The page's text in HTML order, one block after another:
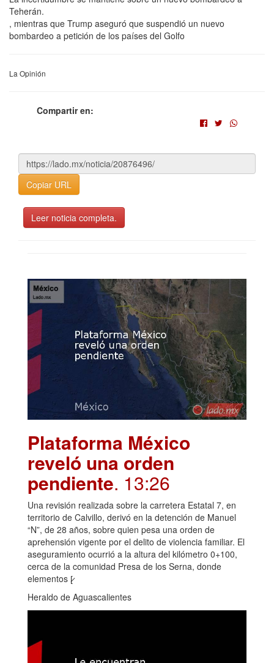
Teherán.
, mientras que Trump aseguró que suspendió un nuevo
bombardeo a petición de los países del Golfo
La Opinión
Compartir en:
Copiar URL
Leer noticia completa.
Plataforma México
reveló una orden
pendiente. 13:26
Una revisión realizada sobre la carretera Estatal 7, en
territorio de Calvillo, derivó en la detención de Manuel
“N”, de 28 años, sobre quien pesa una orden de
aprehensión vigente por el delito de violencia familiar. El
aseguramiento ocurrió a la altura del kilómetro 0+100,
cerca de la comunidad Presa de los Serna, donde
elementos [̷
Heraldo de Aguascalientes